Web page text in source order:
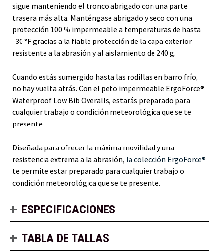
sigue manteniendo el tronco abrigado con una parte
trasera más alta. Manténgase abrigado y seco con una
protección 100 % impermeable a temperaturas de hasta
-30 °F gracias a la fiable protección de la capa exterior
resistente a la abrasión y al aislamiento de 240 g.
Cuando estás sumergido hasta las rodillas en barro frío,
no hay vuelta atrás. Con el peto impermeable ErgoForce®
Waterproof Low Bib Overalls, estarás preparado para
cualquier trabajo o condición meteorológica que se te
presente.
Diseñada para ofrecer la máxima movilidad y una
resistencia extrema a la abrasión, la colección ErgoForce®
te permite estar preparado para cualquier trabajo o
condición meteorológica que se te presente.
ESPECIFICACIONES
TABLA DE TALLAS